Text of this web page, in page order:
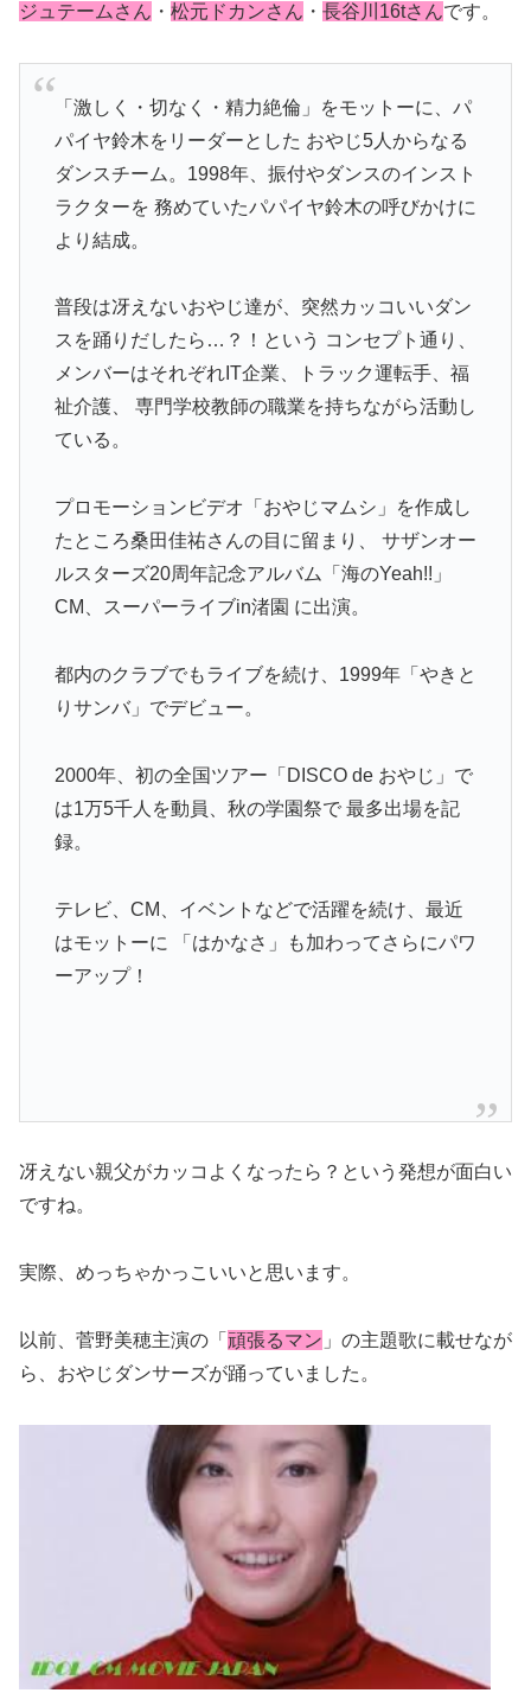
ジュテームさん ・ 松元ドカンさん ・ 長谷川16tさんです。
「激しく・切なく・精力絶倫」をモットーに、パ
パイヤ鈴木をリーダーとした おやじ5人からなる
ダンスチーム。1998年、振付やダンスのインスト
ラクターを 務めていたパパイヤ鈴木の呼びかけに
より結成。
普段は冴えないおやじ達が、突然カッコいいダン
スを踊りだしたら…？！という コンセプト通り、
メンバーはそれぞれIT企業、トラック運転手、福
祉介護、 専門学校教師の職業を持ちながら活動し
ている。
プロモーションビデオ「おやじマムシ」を作成し
たところ桑田佳祐さんの目に留まり、 サザンオー
ルスターズ20周年記念アルバム「海のYeah!!」
CM、スーパーライブin渚園 に出演。
都内のクラブでもライブを続け、1999年「やきと
りサンバ」でデビュー。
2000年、初の全国ツアー「DISCO de おやじ」で
は1万5千人を動員、秋の学園祭で 最多出場を記
録。
テレビ、CM、イベントなどで活躍を続け、最近
はモットーに 「はかなさ」も加わってさらにパワ
ーアップ！
冴えない親父がカッコよくなったら？という発想が面白い
ですね。
実際、めっちゃかっこいいと思います。
以前、菅野美穂主演の「 頑張るマン 」の主題歌に載せなが
ら、おやじダンサーズが踊っていました。